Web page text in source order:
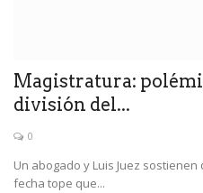
Magistratura:
división del...
0
Un abogado y Luis Juez
fecha tope que...